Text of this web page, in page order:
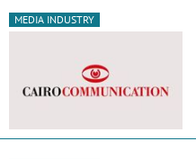
MEDIA INDUSTRY